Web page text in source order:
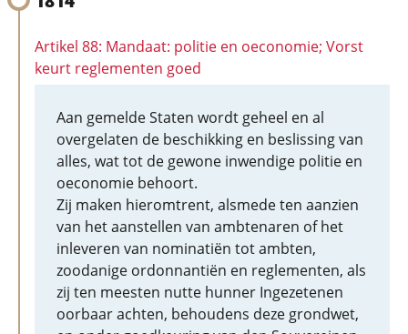
Artikel 88: Mandaat: politie en oeconomie; Vorst
keurt reglementen goed
Aan gemelde Staten wordt geheel en al
overgelaten de beschikking en beslissing van
alles, wat tot de gewone inwendige politie en
oeconomie behoort.
Zij maken hieromtrent, alsmede ten aanzien
van het aanstellen van ambtenaren of het
inleveren van nominatiën tot ambten,
zoodanige ordonnantiën en reglementen, als
zij ten meesten nutte hunner Ingezetenen
oorbaar achten, behoudens deze grondwet,